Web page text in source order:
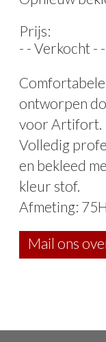
Prijs:
- - Verkocht - -
ontworpen
voor Artifort.
Volledig
en bekleed
kleur stof.
Afmeting:
Mail ons